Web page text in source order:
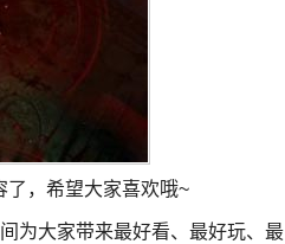
了，希望大家喜欢哦~
为大家带来最好看、最好玩、最